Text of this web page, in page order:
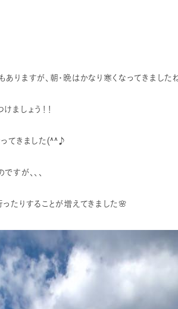
りますが、朝・晩はかなり寒くなってきましたね
ましょう！！
てきました(^^♪
すが、、、
たりすることが増えてきました🌸